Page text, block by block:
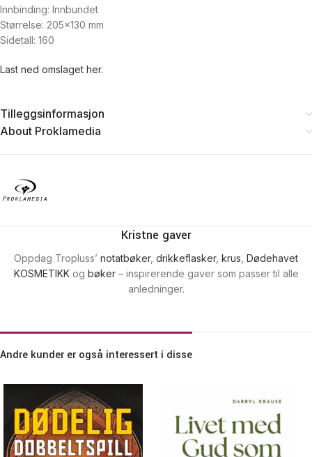
Innbinding: Innbundet
Størrelse: 205×130 mm
Sidetall: 160
Last ned omslaget her.
Tilleggsinformasjon
About Proklamedia
Kristne gaver
Oppdag Tropluss’ notatbøker, drikkeflasker, krus, Dødehavet
KOSMETIKKog bøker– inspirerende gaver som passer til alle
anledninger.
Andre kunder er også interessert i disse